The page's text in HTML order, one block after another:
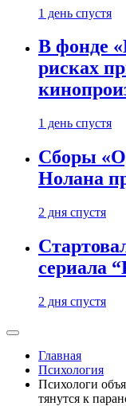
1 день спустя
В фонде
рисках
1 день спустя
Сборы
Нолана
2 дня спустя
сериала
2 дня спустя
Главная
Психология
Психологи
тянутся к